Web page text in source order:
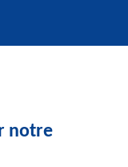
notre